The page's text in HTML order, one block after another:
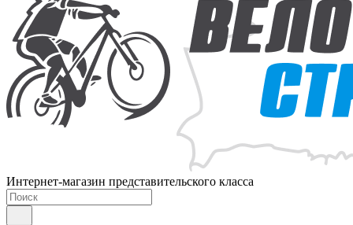
Интернет-магазин представительского класса